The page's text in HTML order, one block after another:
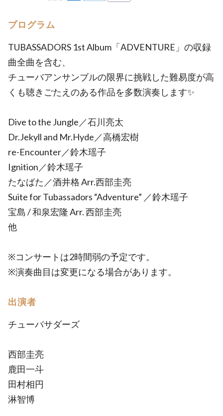
プログラム
TUBASSADORS 1st Album「ADVENTURE」の収録
曲全曲を含む、
チューバアンサンブルの限界に挑戦した難易度が高
くも聴きごたえのある作品を多数演奏します✨
Dive to the Jungle／石川亮太
Dr.Jekyll and Mr.Hyde／高橋宏樹
re-Encounter／鈴木瑶子
Ignition／鈴木瑶子
たなばた／酒井格 Arr.西部圭亮
Suite for Tubassadors “Adventure” ／鈴木瑶子
宝島 / 和泉宏隆 Arr. 西部圭亮
他
※コンサートは2時間弱の予定です。
※演奏曲目は変更になる場合があります。
出演者
チューバサダーズ
西部圭亮
鹿田一斗
田村相円
淋智博